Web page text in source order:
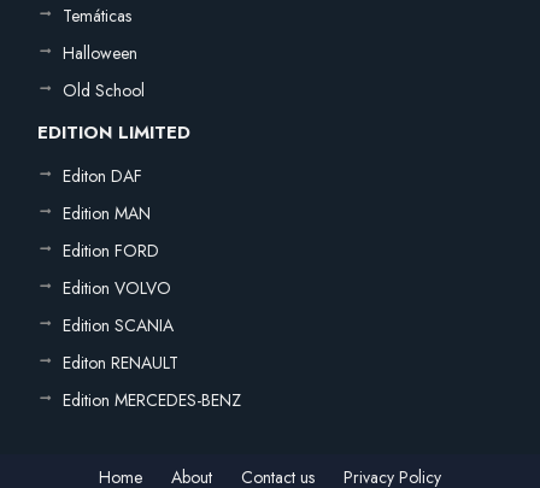
Temáticas
Halloween
Old School
EDITION LIMITED
Editon DAF
Edition MAN
Edition FORD
Edition VOLVO
Edition SCANIA
Editon RENAULT
Edition MERCEDES-BENZ
Home About Contact us Privacy Policy